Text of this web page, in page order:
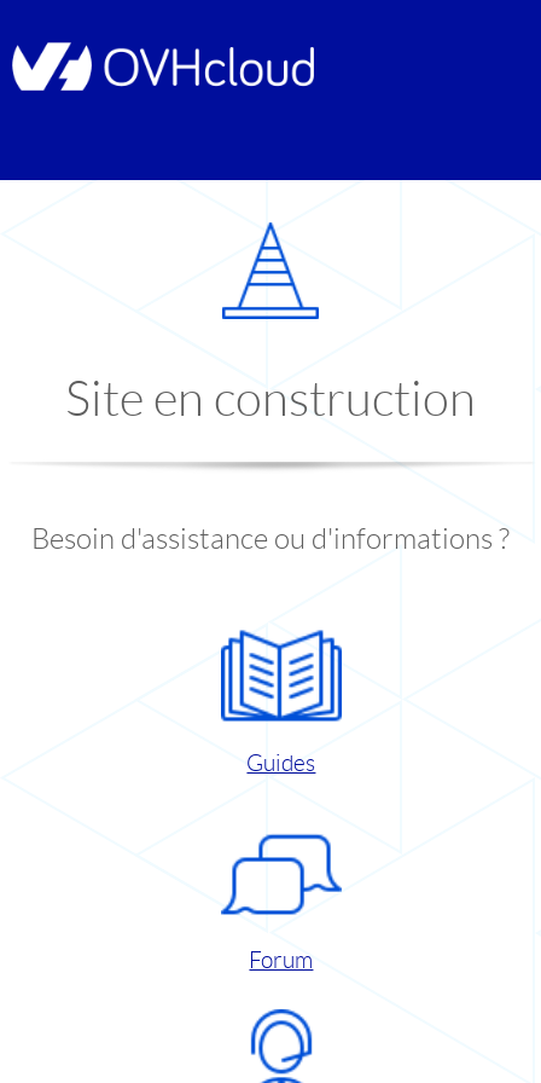
Site en construction
Besoin d'assistance ou d'informations ?
Guides
Forum